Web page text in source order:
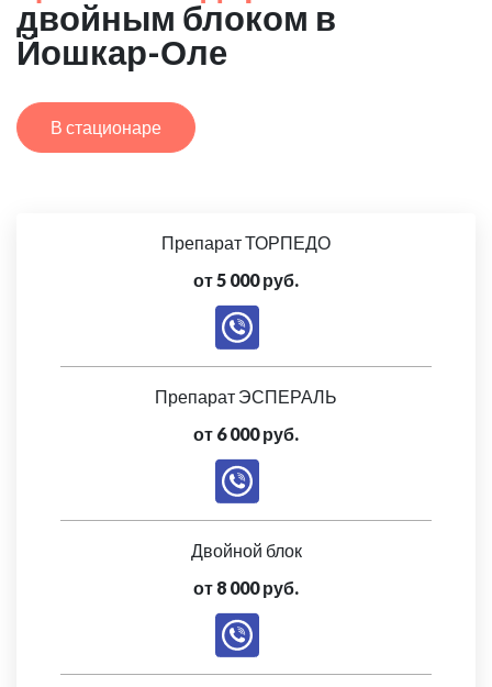
двойным блоком в
Йошкар-Оле
В стационаре
Препарат ТОРПЕДО
от 5 000 руб.
Препарат ЭСПЕРАЛЬ
от 6 000 руб.
Двойной блок
от 8 000 руб.